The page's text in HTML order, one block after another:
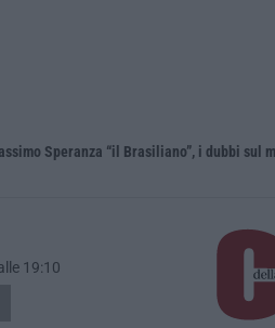
Speranza “il Brasiliano”, i dubbi sul
19:10